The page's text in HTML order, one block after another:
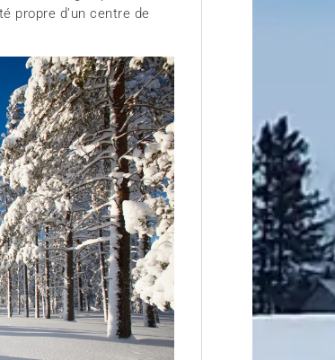
propre d’un centre de